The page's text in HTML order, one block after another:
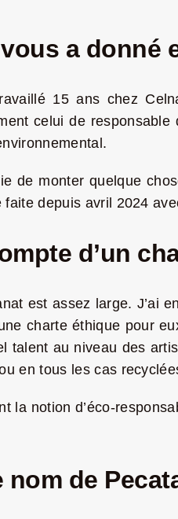
a donné
15 ans chez
celui de
de monter quelque
faite depuis avril 2024
d’un
est assez large. J’ai
charte éthique pour
talent au niveau des
en tous les cas
la notion d’éco-
de